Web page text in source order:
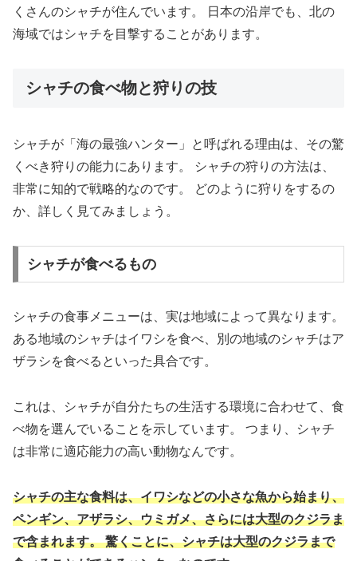
くさんのシャチが住んでいます。 日本の沿岸でも、北の
海域ではシャチを目撃することがあります。
シャチの食べ物と狩りの技
シャチが「海の最強ハンター」と呼ばれる理由は、その驚
くべき狩りの能力にあります。 シャチの狩りの方法は、
非常に知的で戦略的なのです。 どのように狩りをするの
か、詳しく見てみましょう。
シャチが食べるもの
シャチの食事メニューは、実は地域によって異なります。
ある地域のシャチはイワシを食べ、別の地域のシャチはア
ザラシを食べるといった具合です。
これは、シャチが自分たちの生活する環境に合わせて、食
べ物を選んでいることを示しています。 つまり、シャチ
は非常に適応能力の高い動物なんです。
シャチの主な食料は、イワシなどの小さな魚から始まり、
ペンギン、アザラシ、ウミガメ、さらには大型のクジラま
で含まれます。 驚くことに、シャチは大型のクジラまで